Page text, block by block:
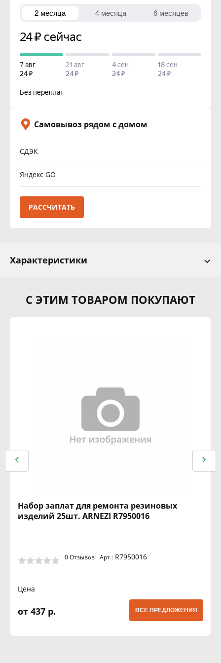
Самовывоз рядом с домом
СДЭК
Яндекс GO
РАССЧИТАТЬ
Характеристики
С ЭТИМ ТОВАРОМ ПОКУПАЮТ
Набор заплат для ремонта резиновых
изделий 25шт. ARNEZI R7950016
0 Отзывов Арт.: R7950016
Цена
от 437 р. ВСЕ ПРЕДЛОЖЕНИЯ